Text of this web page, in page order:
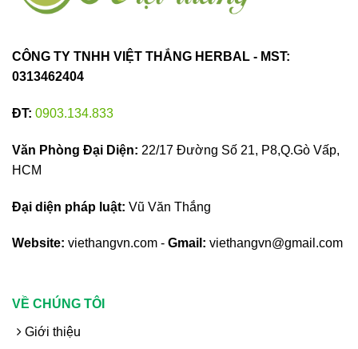
CÔNG TY TNHH VIỆT THẮNG HERBAL - MST:
0313462404
ĐT: 0903.134.833
Văn Phòng Đại Diện: 22/17 Đường Số 21, P8,Q.Gò Vấp,
HCM
Đại diện pháp luật: Vũ Văn Thắng
Website: viethangvn.com - Gmail: viethangvn@gmail.com
VỀ CHÚNG TÔI
Giới thiệu